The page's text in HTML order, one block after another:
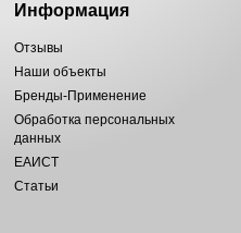
Информация
Отзывы
Наши объекты
Бренды-Применение
Обработка персональных
данных
ЕАИСТ
Статьи